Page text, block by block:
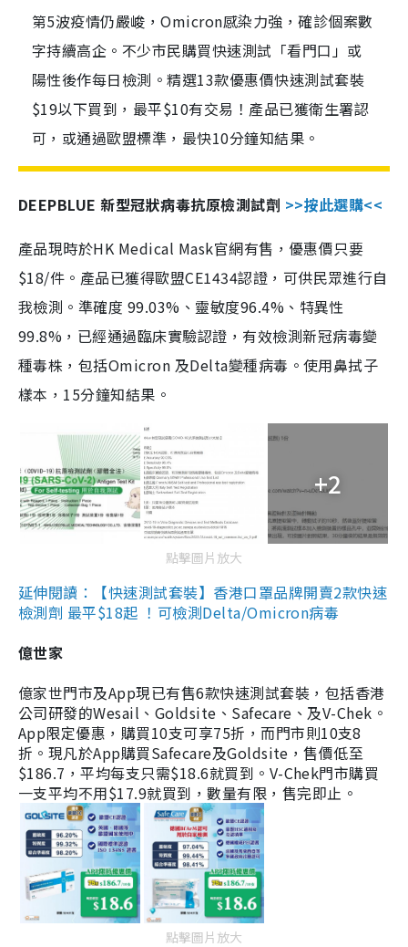
第5波疫情仍嚴峻，Omicron感染力強，確診個案數
字持續高企。不少市民購買快速測試「看門口」或
陽性後作每日檢測。精選13款優惠價快速測試套裝
$19以下買到，最平$10有交易！產品已獲衛生署認
可，或通過歐盟標準，最快10分鐘知結果。
DEEPBLUE 新型冠狀病毒抗原檢測試劑 >>按此選購<<
產品現時於HK Medical Mask官網有售，優惠價只要
$18/件。產品已獲得歐盟CE1434認證，可供民眾進行自
我檢測。準確度 99.03%、靈敏度96.4%、特異性
99.8%，已經通過臨床實驗認證，有效檢測新冠病毒變
種毒株，包括Omicron 及Delta變種病毒。使用鼻拭子
樣本，15分鐘知結果。
+2
點擊圖片放大
延伸閱讀：【快速測試套裝】香港口罩品牌開賣2款快速
檢測劑 最平$18起 ！可檢測Delta/Omicron病毒
億世家
億家世門市及App現已有售6款快速測試套裝，包括香港
公司研發的Wesail、Goldsite、Safecare、及V-Chek。
App限定優惠，購買10支可享75折，而門市則10支8
折。現凡於App購買Safecare及Goldsite，售價低至
$186.7，平均每支只需$18.6就買到。V-Chek門市購買
一支平均不用$17.9就買到，數量有限，售完即止。
點擊圖片放大